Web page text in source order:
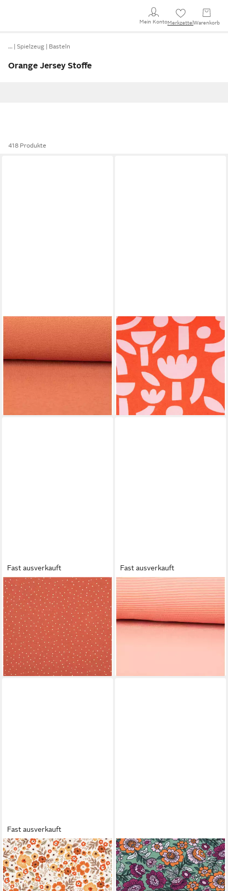
Mein KontoMerkzettel Warenkorb
… Spielzeug Basteln
Orange Jersey Stoffe
418 Produkte
SCHÖNER LEBEN.
Stoff Jerseystoff Meterware
Terry Krepp aus Baumwolle
terracotta 145cm,
SCHÖNER LEBEN.
Stoff Bio Jersey Stoff
Baumwolljersey Blumen
orange rosa 1,48 m,
allergikergeeignet
15,95 €
(15,95 €/ 1 m)
lieferbar - in 3-4 Werktagen bei dir
Fast ausverkauft
SCHÖNER LEBEN.
Stoff Jersey Stoff Meterware
Baumwolljersey Pünktchen
terracotta 150cm,
allergikergeeignet
13,95 €
(13,95 €/ 1 m)
lieferbar - in 3-4 Werktagen bei dir
Fast ausverkauft
SCHÖNER LEBEN.
Stoff Jersey Stoff Meterware
Rippjersey Ottoman uni coral
150cm, allergikergeeignet
Fast ausverkauft
SCHÖNER LEBEN.
Stoff Jersey Stoff Meterware
Baumwolljersey Blümchen
wollweiß terra 150cm
SCHÖNER LEBEN.
Stoff Jerseystoff Meterware
FLOWERS Blumen Blätter
grün bunt 1,5m,